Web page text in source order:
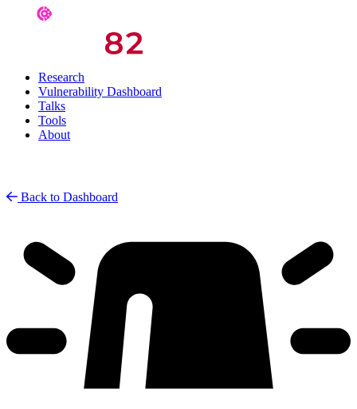
Research
Vulnerability Dashboard
Talks
Tools
About
Back to Dashboard